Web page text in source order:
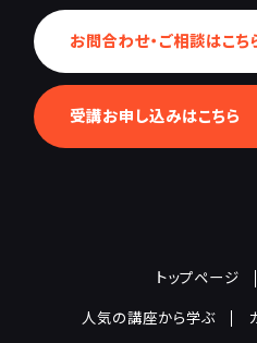
お問合わせ・ご相談はこち
受講お申し込みはこちら
トップページ
人気の講座から学ぶ